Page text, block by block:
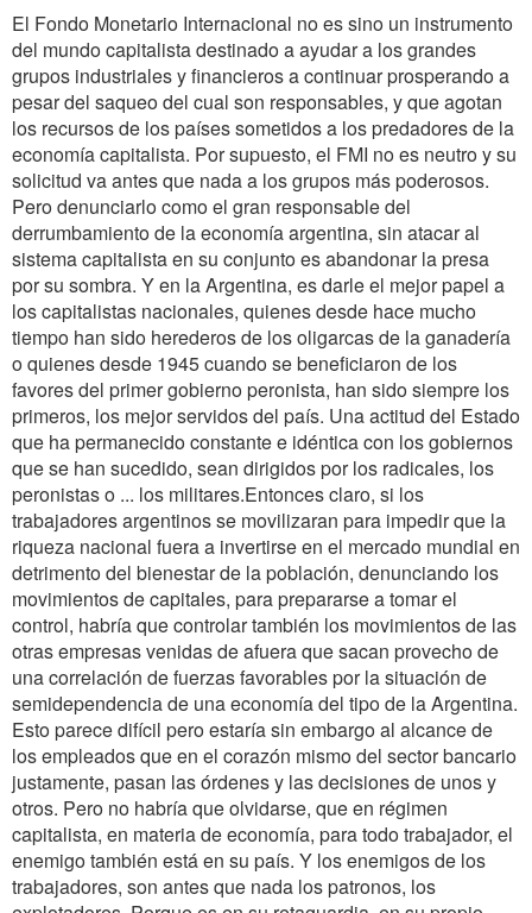
El Fondo Monetario Internacional no es sino un instrumento
del mundo capitalista destinado a ayudar a los grandes
grupos industriales y financieros a continuar prosperando a
pesar del saqueo del cual son responsables, y que agotan
los recursos de los países sometidos a los predadores de la
economía capitalista. Por supuesto, el FMI no es neutro y su
solicitud va antes que nada a los grupos más poderosos.
Pero denunciarlo como el gran responsable del
derrumbamiento de la economía argentina, sin atacar al
sistema capitalista en su conjunto es abandonar la presa
por su sombra. Y en la Argentina, es darle el mejor papel a
los capitalistas nacionales, quienes desde hace mucho
tiempo han sido herederos de los oligarcas de la ganadería
o quienes desde 1945 cuando se beneficiaron de los
favores del primer gobierno peronista, han sido siempre los
primeros, los mejor servidos del país. Una actitud del Estado
que ha permanecido constante e idéntica con los gobiernos
que se han sucedido, sean dirigidos por los radicales, los
peronistas o ... los militares.Entonces claro, si los
trabajadores argentinos se movilizaran para impedir que la
riqueza nacional fuera a invertirse en el mercado mundial en
detrimento del bienestar de la población, denunciando los
movimientos de capitales, para prepararse a tomar el
control, habría que controlar también los movimientos de las
otras empresas venidas de afuera que sacan provecho de
una correlación de fuerzas favorables por la situación de
semidependencia de una economía del tipo de la Argentina.
Esto parece difícil pero estaría sin embargo al alcance de
los empleados que en el corazón mismo del sector bancario
justamente, pasan las órdenes y las decisiones de unos y
otros. Pero no habría que olvidarse, que en régimen
capitalista, en materia de economía, para todo trabajador, el
enemigo también está en su país. Y los enemigos de los
trabajadores, son antes que nada los patronos, los